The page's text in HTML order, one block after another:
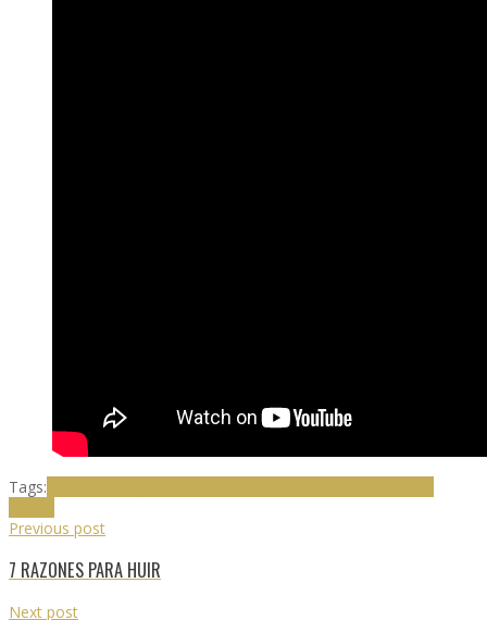
Tags:
Previous post
7 RAZONES PARA HUIR
Next post